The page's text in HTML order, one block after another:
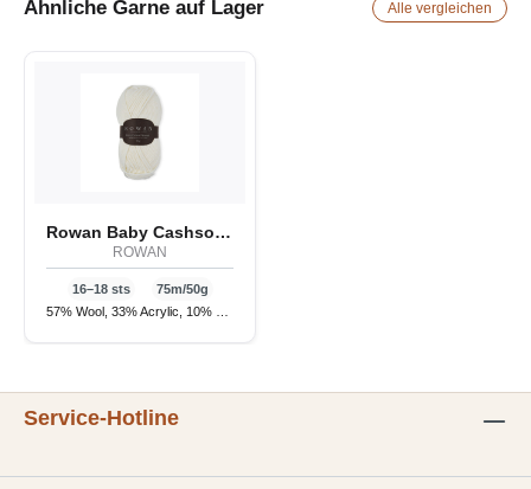
Ähnliche Garne auf Lager Alle vergleichen
Rowan Baby Cashsoft Worsted
ROWAN
16–18 sts
75m/50g
57% Wool, 33% Acrylic, 10% Cashmere
Service-Hotline